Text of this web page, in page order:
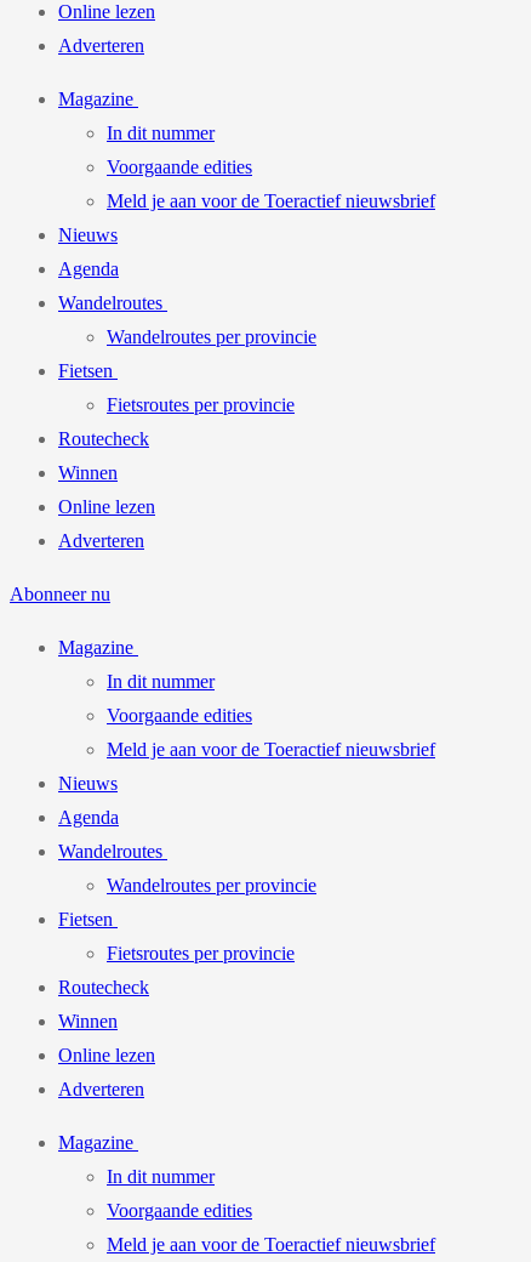
Online lezen
Adverteren
Magazine
In dit nummer
Voorgaande edities
Meld je aan voor de Toeractief nieuwsbrief
Nieuws
Agenda
Wandelroutes
Wandelroutes per provincie
Fietsen
Fietsroutes per provincie
Routecheck
Winnen
Online lezen
Adverteren
Abonneer nu
Magazine
In dit nummer
Voorgaande edities
Meld je aan voor de Toeractief nieuwsbrief
Nieuws
Agenda
Wandelroutes
Wandelroutes per provincie
Fietsen
Fietsroutes per provincie
Routecheck
Winnen
Online lezen
Adverteren
Magazine
In dit nummer
Voorgaande edities
Meld je aan voor de Toeractief nieuwsbrief